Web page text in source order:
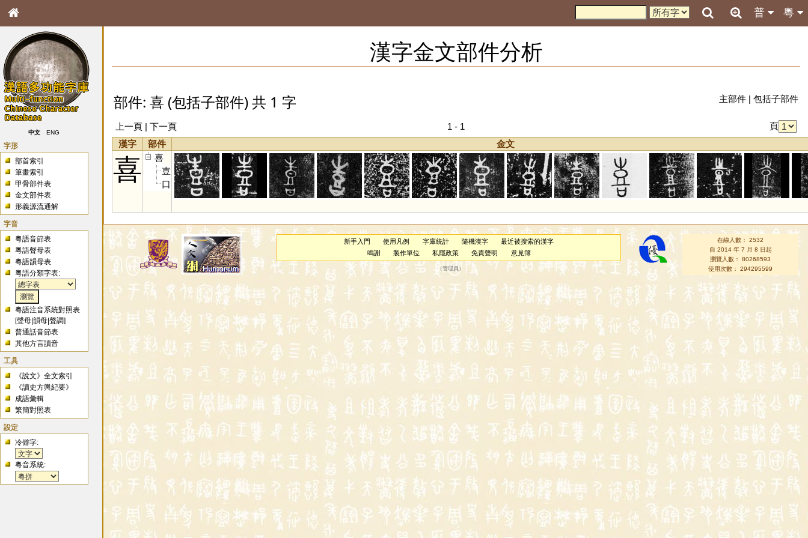
粵
普
中文 ENG
字形
部首索引
筆畫索引
甲骨部件表
金文部件表
形義源流通解
字音
粵語音節表
粵語聲母表
粵語韻母表
粵語分類字表:
粵語注音系統對照表
[聲母 |韻母 |聲調]
普通話音節表
其他方言讀音
工具
《說文》全文索引
《讀史方輿紀要》
成語彙輯
繁簡對照表
設定
冷僻字:
粵音系統:
漢字金文部件分析
部件: 喜 (包括子部件) 共 1 字 主部件| 包括子部件
上一頁 | 下一頁 1 - 1
頁
漢字
部件 金文
喜
喜
壴
口
新手入門 使用凡例 字庫統計 隨機漢字
最近被搜索的漢字
鳴謝
製作單位 私隱政策 免責聲明 意見簿
（管理員 ）
在線人數： 2532
自 2014 年 7 月 8 日起
瀏覽人數： 80268593
使用次數： 294295599